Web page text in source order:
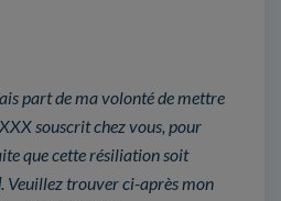
part de ma volonté de mettre
souscrit chez vous, pour
que cette résiliation soit
Veuillez trouver ci-après mon